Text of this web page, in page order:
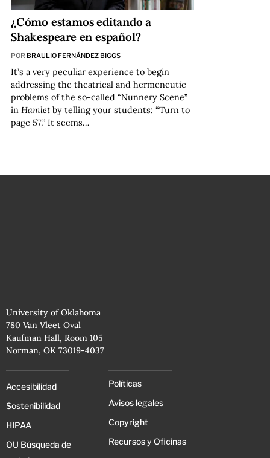
¿Cómo estamos editando a
Shakespeare en español?
POR BRAULIO FERNÁNDEZ BIGGS
It’s a very peculiar experience to begin
addressing the theatrical and hermeneutic
problems of the so-called “Nunnery Scene”
in Hamlet by telling your students: “Turn to
page 57.” It seems…
University of Oklahoma
780 Van Vleet Oval
Kaufman Hall, Room 105
Norman, OK 73019-4037
Accesibilidad
Sostenibilidad
HIPAA
OU Búsqueda de
Políticas
Avisos legales
Copyright
Recursos y Oficinas